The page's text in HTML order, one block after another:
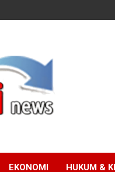
EKONOMI HUKUM &